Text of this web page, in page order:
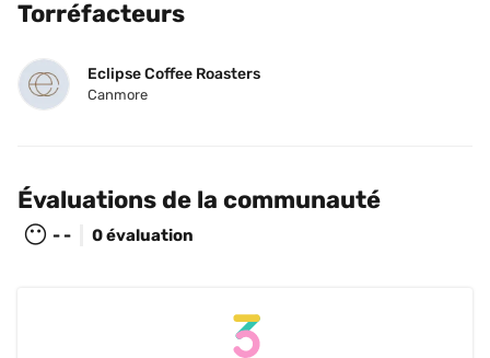
Torréfacteurs
Eclipse Coffee Roasters
Canmore
Évaluations de la communauté
😶 - - 0 évaluation